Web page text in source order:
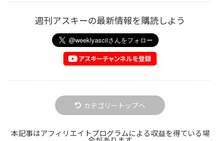
週刊アスキーの最新情報を購読しよう
カテゴリートップへ
本記事はアフィリエイトプログラムによる収益を得ている場